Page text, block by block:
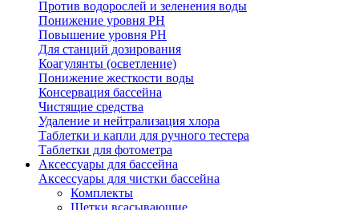
Против водорослей и зеленения воды
Понижение уровня РН
Повышение уровня РН
Для станций дозирования
Коагулянты (осветление)
Понижение жесткости воды
Консервация бассейна
Чистящие средства
Удаление и нейтрализация хлора
Таблетки и капли для ручного тестера
Таблетки для фотометра
Аксессуары для бассейна
Аксессуары для чистки бассейна
Комплекты
Щетки всасывающие